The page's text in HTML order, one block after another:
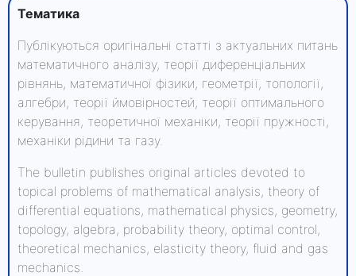
Тематика
Публікуються оригінальні статті з актуальних питань
математичного аналізу, теорії диференціальних
рівнянь, математичної фізики, геометрії, топології,
алгебри, теорії ймовірностей, теорії оптимального
керування, теоретичної механіки, теорії пружності,
механіки рідини та газу.
The bulletin publishes original articles devoted to
topical problems of mathematical analysis, theory of
differential equations, mathematical physics, geometry,
topology, algebra, probability theory, optimal control,
theoretical mechanics, elasticity theory, fluid and gas
mechanics.